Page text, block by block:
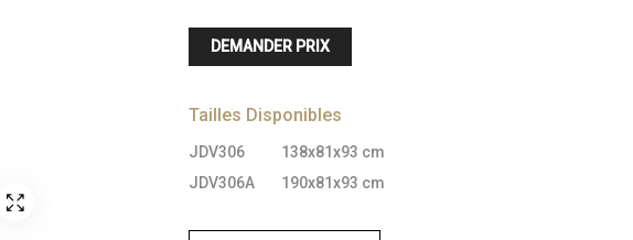
DEMANDER PRIX
Tailles Disponibles
JDV306
138x81x93 cm
JDV306A
190x81x93 cm